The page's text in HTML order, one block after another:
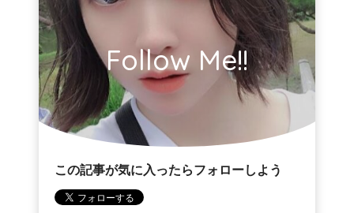
Follow Me!!
この記事が気に入ったらフォローしよう